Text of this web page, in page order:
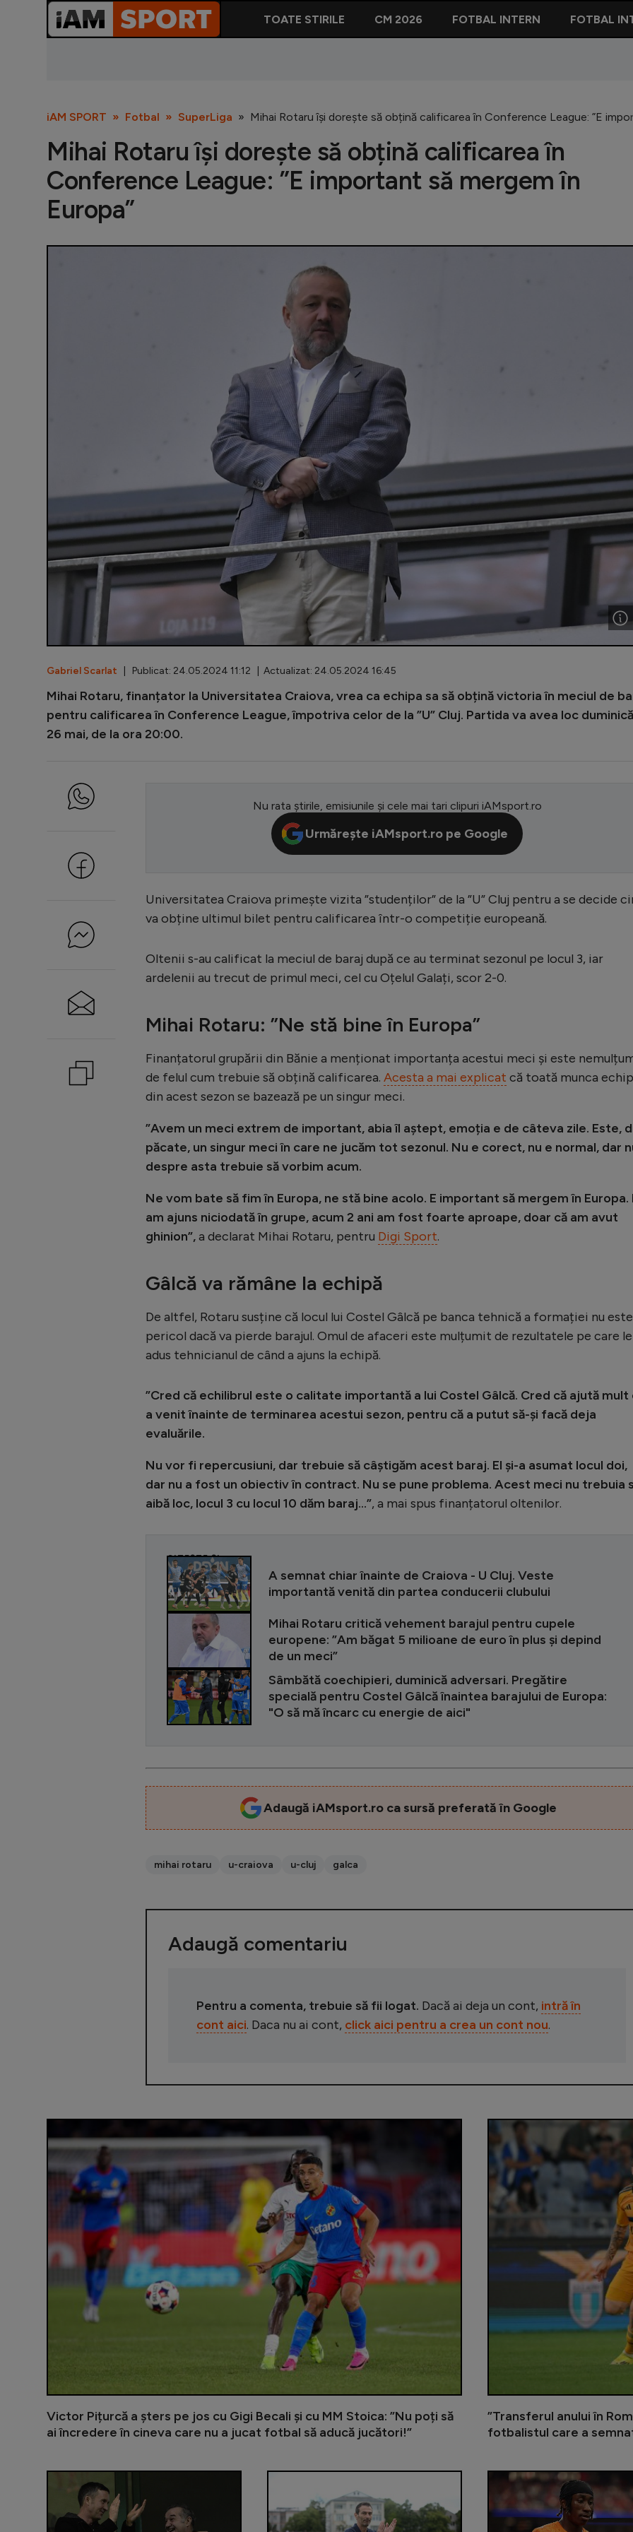
TOATE STIRILE CM 2026 FOTBAL INTERN FOTBAL
iAM SPORT Fotbal SuperLiga Mihai Rotaru își dorește să obțină calificarea în Conference League: ”E
Mihai Rotaru își dorește să obțină calificarea în
Conference League: ”E important să mergem în
Europa”
Gabriel Scarlat | Publicat: 24.05.2024 11:12 | Actualizat: 24.05.2024 16:45
Mihai Rotaru, finanțator la Universitatea Craiova, vrea ca echipa sa să obțină victoria în meciul de
pentru calificarea în Conference League, împotriva celor de la ”U” Cluj. Partida va avea loc
26 mai, de la ora 20:00.
Nu rata știrile, emisiunile și cele mai tari clipuri iAMsport.ro
Urmărește iAMsport.ro pe Google
Universitatea Craiova primește vizita ”studenților” de la ”U” Cluj pentru a se decide
va obține ultimul bilet pentru calificarea într-o competiție europeană.
Oltenii s-au calificat la meciul de baraj după ce au terminat sezonul pe locul 3, iar
ardelenii au trecut de primul meci, cel cu Oțelul Galați, scor 2-0.
Mihai Rotaru: ”Ne stă bine în Europa”
Finanțatorul grupării din Bănie a menționat importanța acestui meci și este
de felul cum trebuie să obțină calificarea. Acesta a mai explicat că toată munca
din acest sezon se bazează pe un singur meci.
”Avem un meci extrem de important, abia îl aștept, emoția e de câteva zile. Este,
păcate, un singur meci în care ne jucăm tot sezonul. Nu e corect, nu e normal, dar
despre asta trebuie să vorbim acum.
Ne vom bate să fim în Europa, ne stă bine acolo. E important să mergem în Europa.
am ajuns niciodată în grupe, acum 2 ani am fost foarte aproape, doar că am avut
ghinion”,a declarat Mihai Rotaru, pentru Digi Sport.
Gâlcă va rămâne la echipă
De altfel, Rotaru susține că locul lui Costel Gâlcă pe banca tehnică a formației nu
pericol dacă va pierde barajul. Omul de afaceri este mulțumit de rezultatele pe care
adus tehnicianul de când a ajuns la echipă.
”Cred că echilibrul este o calitate importantă a lui Costel Gâlcă. Cred că ajută mult
a venit înainte de terminarea acestui sezon, pentru că a putut să-și facă deja
evaluările.
Nu vor fi repercusiuni, dar trebuie să câștigăm acest baraj. El și-a asumat locul doi,
dar nu a fost un obiectiv în contract. Nu se pune problema. Acest meci nu trebuia
aibă loc, locul 3 cu locul 10 dăm baraj…”, a mai spus finanțatorul oltenilor.
CITEȘTE ȘI
A semnat chiar înainte de Craiova - U Cluj. Veste
importantă venită din partea conducerii clubului
Mihai Rotaru critică vehement barajul pentru cupele
europene: ”Am băgat 5 milioane de euro în plus și depind
de un meci”
Sâmbătă coechipieri, duminică adversari. Pregătire
specială pentru Costel Gâlcă înaintea barajului de Europa:
"O să mă încarc cu energie de aici"
Adaugă iAMsport.ro ca sursă preferată în Google
mihai rotaru u-craiova u-cluj galca
Adaugă comentariu
Pentru a comenta, trebuie să fii logat. Dacă ai deja un cont, intră în
cont aici. Daca nu ai cont, click aici pentru a crea un cont nou.
Victor Pițurcă a șters pe jos cu Gigi Becali și cu MM Stoica: ”Nu poți să
ai încredere în cineva care nu a jucat fotbal să aducă jucători!”
”Transferul anului în
fotbalistul care a
Gigi Becali încă îl așteaptă pe